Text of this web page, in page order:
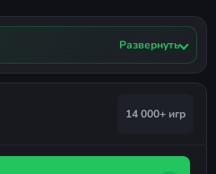
Развернуть
14 000+ игр